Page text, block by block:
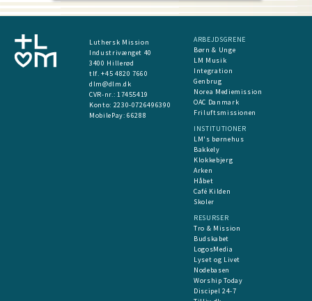
Luthersk Mission
Industrivænget 40
3400 Hillerød
tlf. +45 4820 7660
dlm@dlm.dk
CVR-nr.: 17455419
​Konto: 2230-0726496390
MobilePay:66288
ARBEJDSGRENE
Børn & Unge
LM Musik
Integration
Genbrug
Norea Mediemission
OAC Danmark
Friluftsmissionen
INSTITUTIONER
LM's børnehus
Bakkely
Klokkebjerg
Arken
Håbet
Café Kilden
Skoler
RESURSER
Tro & Mission
Budskabet
LogosMedia
Lyset og Livet
Nodebasen
Worship Today
Discipel 24-7